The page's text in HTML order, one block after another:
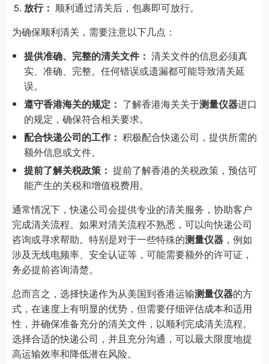
放行： 顺利通过清关后，包裹即可放行。
为确保顺利清关，需要注意以下几点：
提供准确、完整的清关文件： 清关文件的信息必须真
实、准确、完整。任何错误或遗漏都可能导致清关延
误。
遵守香港海关的规定： 了解香港海关关于测量仪器进口
的规定，确保符合相关要求。
配合快递公司的工作： 积极配合快递公司，提供所需的
额外信息或文件。
提前了解关税政策： 提前了解香港的关税政策，预估可
能产生的关税和增值税费用。
通常情况下，快递公司会提供专业的清关服务，协助客户
完成清关流程。如果对清关流程不熟悉，可以向快递公司
咨询或寻求帮助。特别是对于一些特殊的测量仪器 ，例如
涉及无线电频率、安全认证等，可能需要额外的许可证，
务必提前咨询清楚。
总而言之，选择快递作为从美国到香港运输测量仪器的方
式，在速度上有明显的优势，但需要仔细评估成本和适用
性，并确保准备充分的清关文件，以顺利完成清关流程。
选择合适的快递公司，并且充分沟通，可以最大限度地提
高运输效率和降低潜在风险。